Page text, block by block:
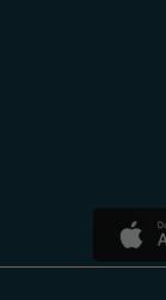
Medici și